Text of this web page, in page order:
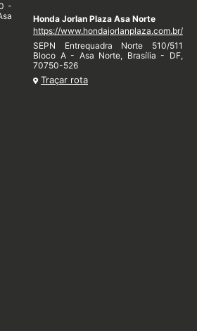
-
Honda Jorlan Plaza Asa Norte
https://www.hondajorlanplaza.com.br/
SEPN Entrequadra Norte 510/511
Bloco A - Asa Norte, Brasília - DF,
70750-526
Traçar rota